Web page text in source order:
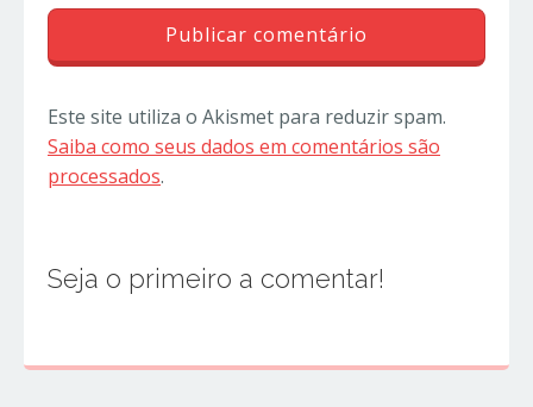
Este site utiliza o Akismet para reduzir spam.
Saiba como seus dados em comentários são
processados.
Seja o primeiro a comentar!